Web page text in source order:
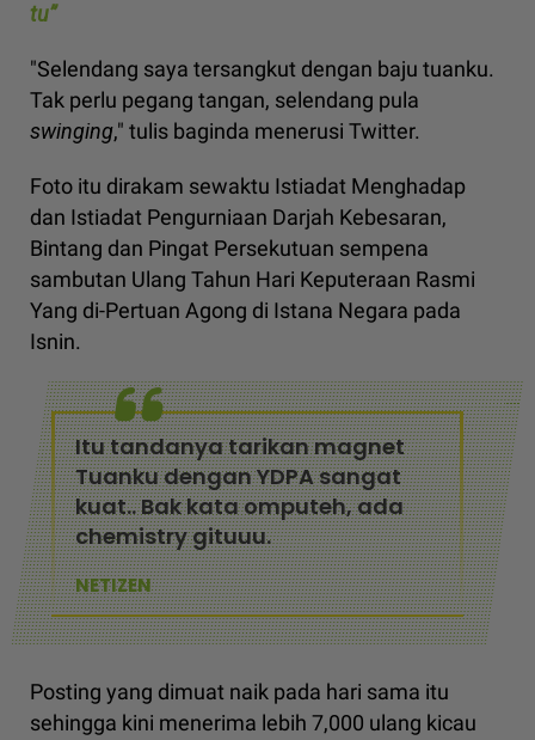
tu”
"Selendang saya tersangkut dengan baju tuanku.
Tak perlu pegang tangan, selendang pula
swinging," tulis baginda menerusi Twitter.
Foto itu dirakam sewaktu Istiadat Menghadap
dan Istiadat Pengurniaan Darjah Kebesaran,
Bintang dan Pingat Persekutuan sempena
sambutan Ulang Tahun Hari Keputeraan Rasmi
Yang di-Pertuan Agong di Istana Negara pada
Isnin.
Itu tandanya tarikan magnet
Tuanku dengan YDPA sangat
kuat.. Bak kata omputeh, ada
chemistry gituuu.
NETIZEN
Posting yang dimuat naik pada hari sama itu
sehingga kini menerima lebih 7,000 ulang kicau